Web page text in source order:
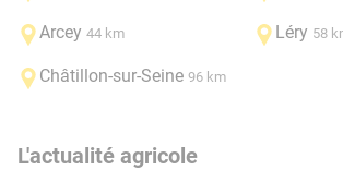
Arcey 44 km Léry 58
Châtillon-sur-Seine 96 km
L'actualité agricole